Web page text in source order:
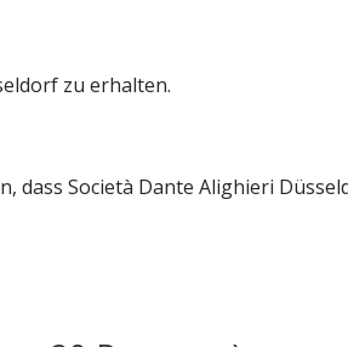
zu erhalten.
Società Dante Alighieri